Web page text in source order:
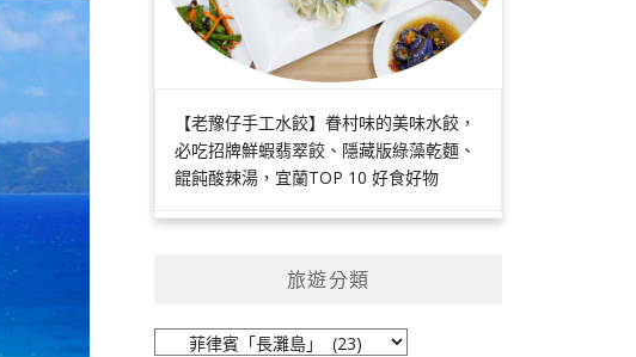
【老豫仔手工水餃】眷村味的美味水餃，
必吃招牌鮮蝦翡翠餃、隱藏版綠藻乾麵、
餛飩酸辣湯，宜蘭TOP 10 好食好物
旅遊分類